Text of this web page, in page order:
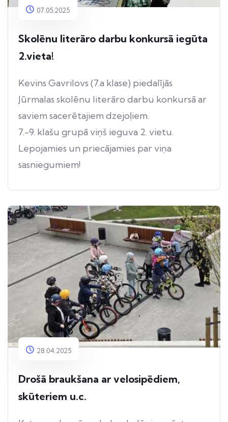
07.05.2025
Skolēnu literāro darbu konkursā iegūta
2.vieta!
Kevins Gavrilovs (7.a klase) piedalījās
Jūrmalas skolēnu literāro darbu konkursā ar
saviem sacerētajiem dzejoļiem.
7.-9. klašu grupā viņš ieguva 2. vietu.
Lepojamies un priecājamies par viņa
sasniegumiem!
28.04.2025
Drošā braukšana ar velosipēdiem,
skūteriem u.c.